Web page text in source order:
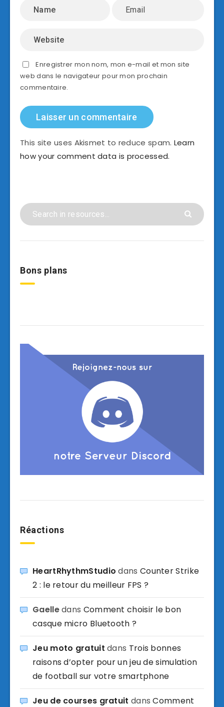
Enregistrer mon nom, mon e-mail et mon site
web dans le navigateur pour mon prochain
commentaire.
This site uses Akismet to reduce spam. Learn
how your comment data is processed.
Bons plans
Réactions
HeartRhythmStudio dans Counter Strike
2 : le retour du meilleur FPS ?
Gaelledans Comment choisir le bon
casque micro Bluetooth ?
Jeu moto gratuit dans Trois bonnes
raisons d’opter pour un jeu de simulation
de football sur votre smartphone
Jeu de courses gratuit dansComment